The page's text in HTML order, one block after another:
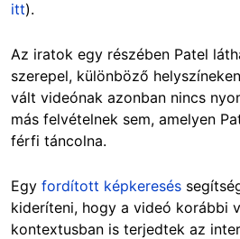
itt).
Az iratok egy részében Patel
szerepel, különböző
vált videónak azonban nincs
más felvételnek sem, amelyen
férfi táncolna.
Egy fordított képkeresés
kideríteni, hogy a videó korábbi
kontextusban is terjedtek az